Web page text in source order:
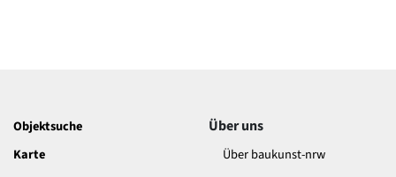
Objektsuche
Karte
Über uns
Über baukunst-nrw